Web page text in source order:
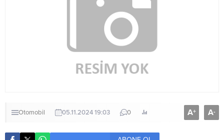
Otomobil 05.11.2024 19:03 0 A+ A-